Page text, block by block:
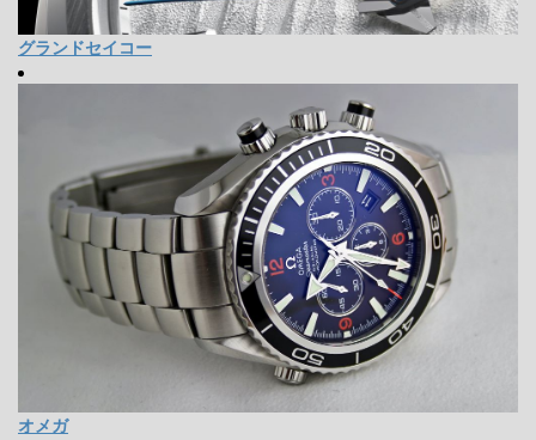
グランドセイコー
オメガ